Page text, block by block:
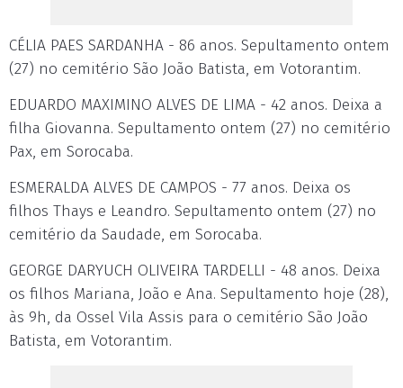
CÉLIA PAES SARDANHA - 86 anos. Sepultamento ontem
(27) no cemitério São João Batista, em Votorantim.
EDUARDO MAXIMINO ALVES DE LIMA - 42 anos. Deixa a
filha Giovanna. Sepultamento ontem (27) no cemitério
Pax, em Sorocaba.
ESMERALDA ALVES DE CAMPOS - 77 anos. Deixa os
filhos Thays e Leandro. Sepultamento ontem (27) no
cemitério da Saudade, em Sorocaba.
GEORGE DARYUCH OLIVEIRA TARDELLI - 48 anos. Deixa
os filhos Mariana, João e Ana. Sepultamento hoje (28),
às 9h, da Ossel Vila Assis para o cemitério São João
Batista, em Votorantim.